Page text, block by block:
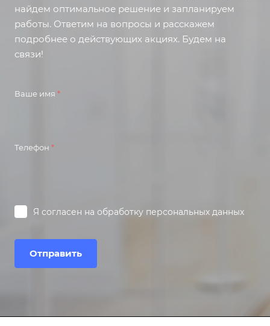
найдем оптимальное решение и запланируем
работы. Ответим на вопросы и расскажем
подробнее о действующих акциях. Будем на
связи!
Ваше имя *
Телефон *
Я согласен на обработку персональных данных
Отправить